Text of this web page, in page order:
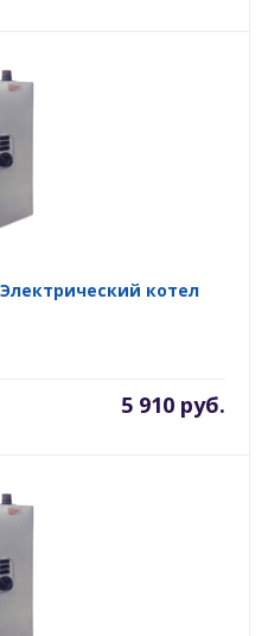
Электрический котел
5 910 руб.